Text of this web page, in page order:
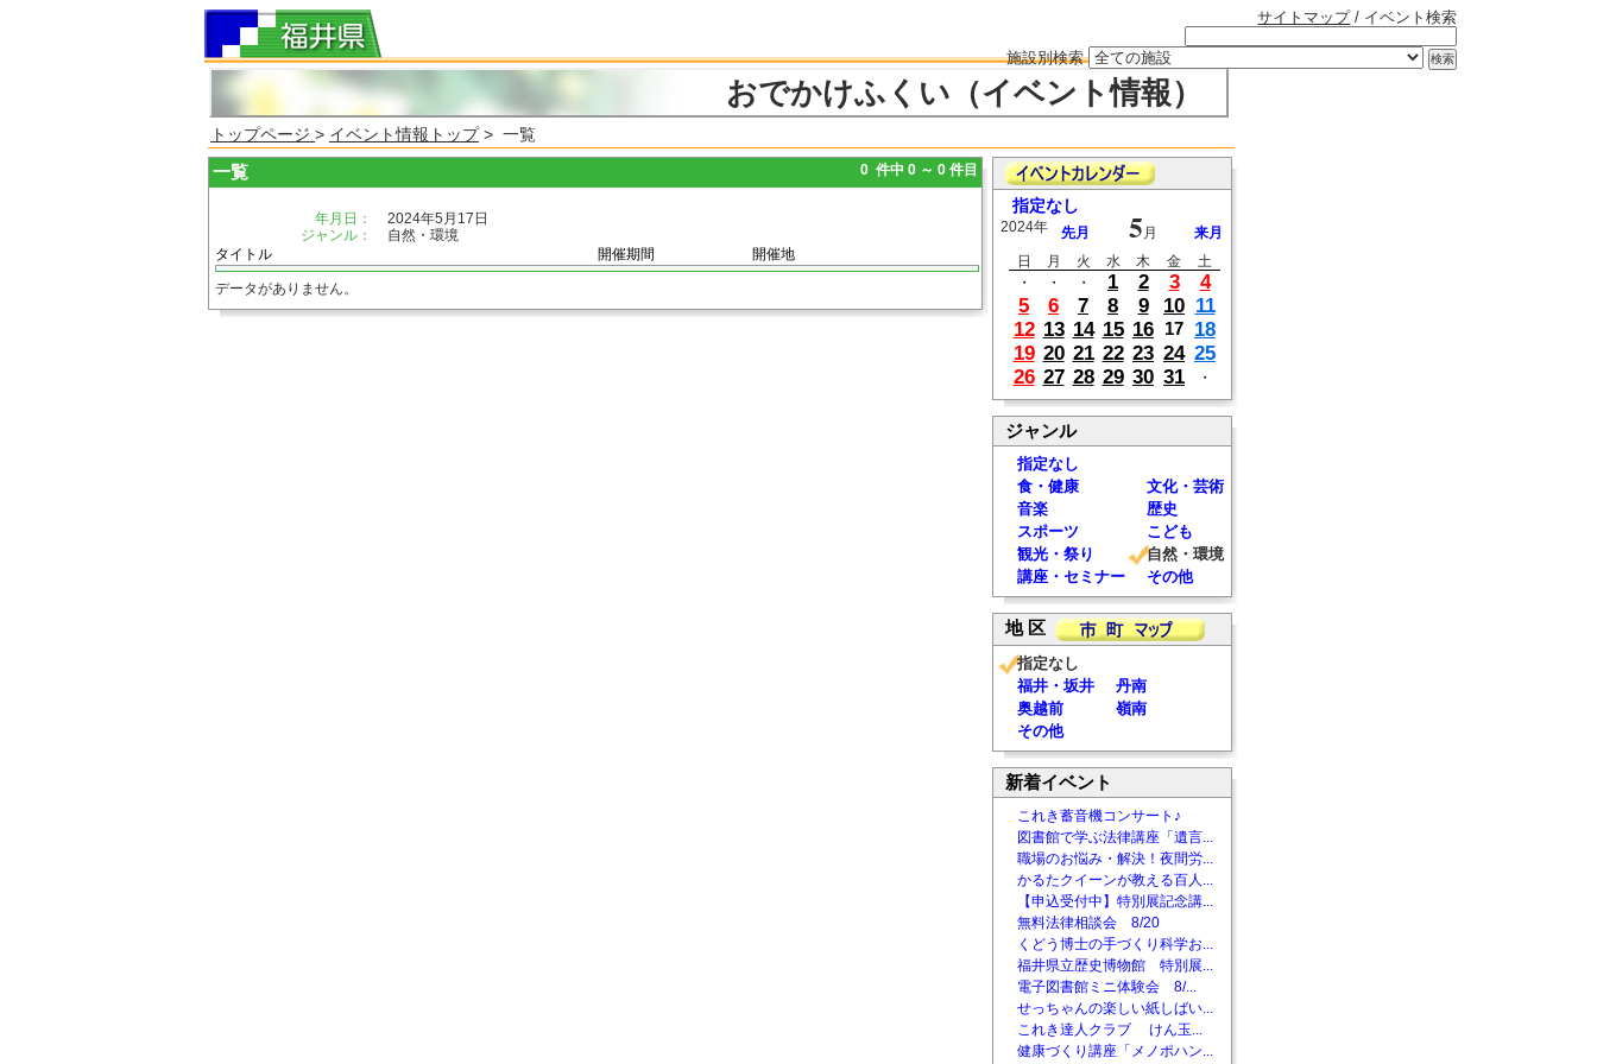
サイトマップ/ イベント検索
施設別検索
おでかけふくい（イベント情報）
トップページ > イベント情報トップ> 一覧
一覧 0 件中 0 ～ 0 件目
年月日：
2024年5月17日
ジャンル：
自然・環境
タイトル
開催期間 開催地
データがありません。
指定なし
2024年 先月 5 月
来月
日
月 火 水 木 金
土
・
・ ・ 1 2 3
4
5
6 7 8 9 10 11
12 13 14 15 16 17
18
19 20 21 22 23 24 25
26 27 28 29 30 31 ・
ジャンル
指定なし
食・健康
文化・芸術
音楽
歴史
スポーツ
こども
観光・祭り
自然・環境
講座・セミナー
その他
地 区
指定なし
福井・坂井
丹南
奥越前
嶺南
その他
新着イベント
これき蓄音機コンサート♪
図書館で学ぶ法律講座「遺言...
職場のお悩み・解決！夜間労...
かるたクイーンが教える百人...
【申込受付中】特別展記念講...
無料法律相談会 8/20
くどう博士の手づくり科学お...
福井県立歴史博物館 特別展...
電子図書館ミニ体験会 8/...
せっちゃんの楽しい紙しばい...
これき達人クラブ けん玉...
健康づくり講座「メノポハン...